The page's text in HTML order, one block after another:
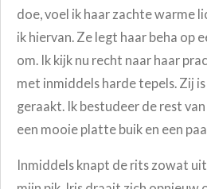
doe, voel ik haar zachte warme
ik hiervan. Ze legt haar beha op
om. Ik kijk nu recht naar haar
met inmiddels harde tepels. Zij
geraakt. Ik bestudeer de rest
een mooie platte buik en een
Inmiddels knapt de rits zowat